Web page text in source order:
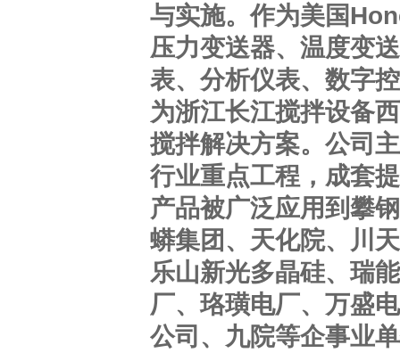
与实施。作为美国
压力变送器、温度变
表、分析仪表、数字
为浙江长江搅拌设备
搅拌解决方案。公司
行业重点工程，成套
产品被广泛应用到攀
蟒集团、天化院、川
乐山新光多晶硅、瑞
厂、珞璜电厂、万盛
公司、九院等企事业